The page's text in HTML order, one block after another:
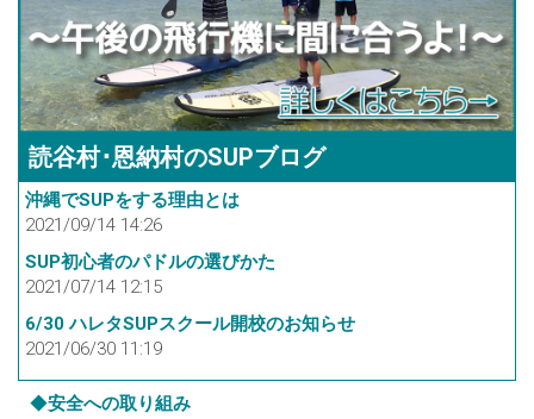
読谷村･恩納村のSUPブログ
沖縄でSUPをする理由とは
2021/09/14 14:26
SUP初心者のパドルの選びかた
2021/07/14 12:15
6/30 ハレタSUPスクール開校のお知らせ
2021/06/30 11:19
◆安全への取り組み